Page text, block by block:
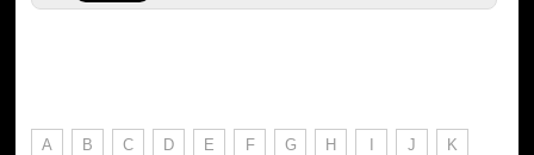
A B C D E F G H I J K